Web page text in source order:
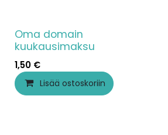
Oma domain
kuukausimaksu
1,50€
Lisää ostoskoriin